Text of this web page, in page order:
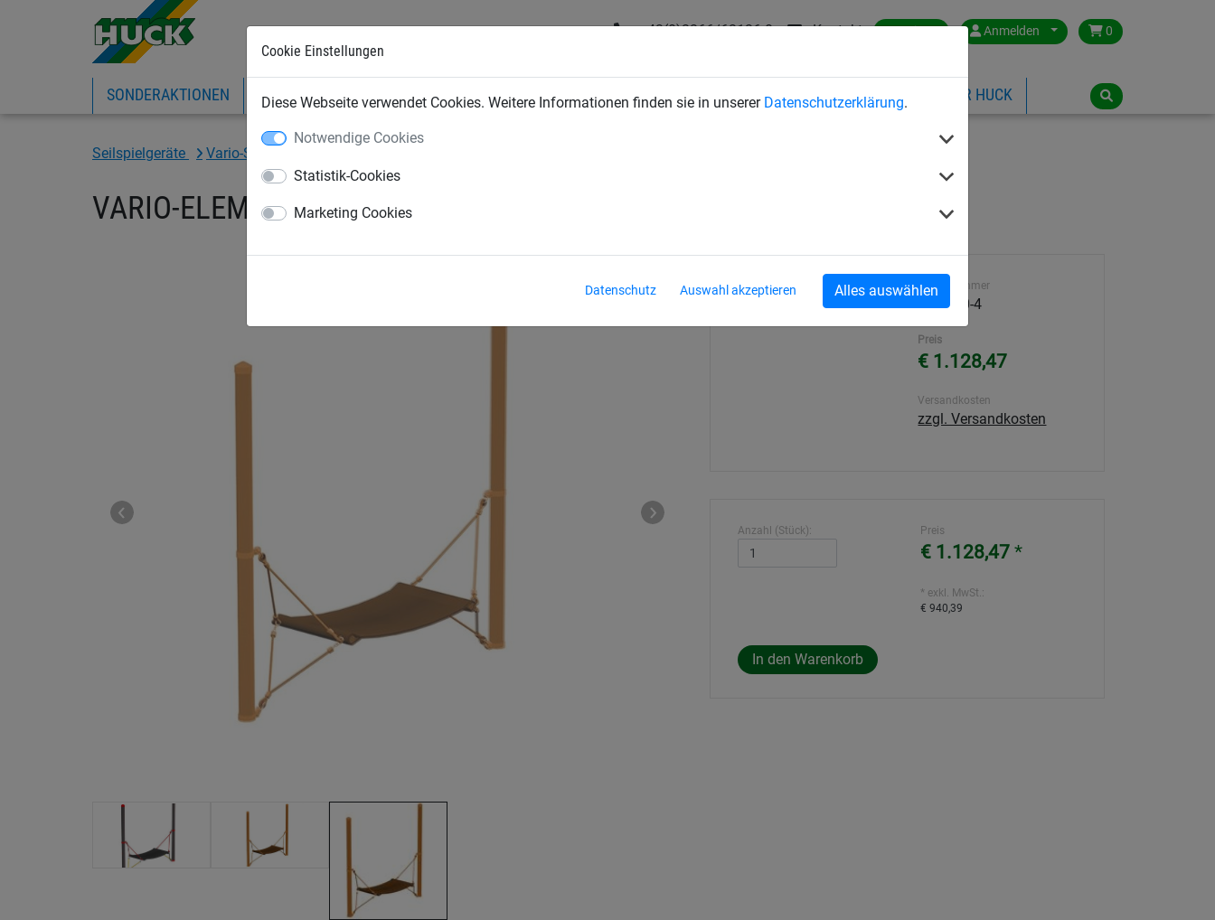
Cookie Einstellungen
Diese Webseite verwendet Cookies. Weitere Informationen finden sie in unserer Datenschutzerklärung.
Notwendige Cookies
Statistik-Cookies
Marketing Cookies
Datenschutz Auswahl akzeptieren Alles auswählen
+43(0)2266/62126-0 Kontakt Austria Anmelden 0
SONDERAKTIONEN EXPRESS-SHOP INDUSTRIENETZE BAUSCHUTZNETZE SPORTNETZE SEILSPIELGERÄTE ÜBER HUCK
Seilspielgeräte Vario-System
VARIO-ELEMENT 4, ohne Pfosten
Artikelnummer
4591-30-4
Preis
€ 1.128,47
Versandkosten
zzgl. Versandkosten
Anzahl (Stück): Preis
€ 1.128,47 *
* exkl. MwSt.:
€ 940,39